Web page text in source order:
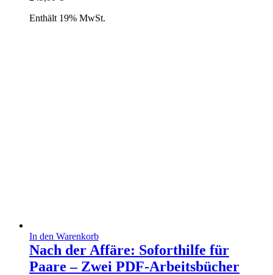
Enthält 19% MwSt.
In den Warenkorb
Nach der Affäre: Soforthilfe für
Paare – Zwei PDF-Arbeitsbücher